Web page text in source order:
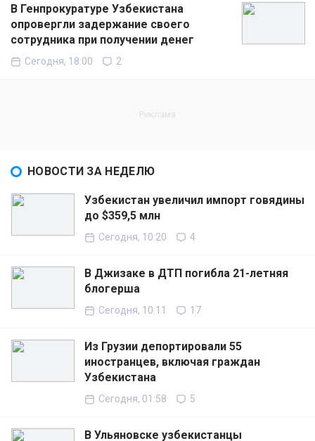
В Генпрокуратуре Узбекистана
опровергли задержание своего
сотрудника при получении денег
Сегодня, 18:00 2
НОВОСТИ ЗА НЕДЕЛЮ
Узбекистан увеличил импорт говядины
до $359,5 млн
Сегодня, 10:20 4
В Джизаке в ДТП погибла 21-летняя
блогерша
Сегодня, 10:11 17
Из Грузии депортировали 55
иностранцев, включая граждан
Узбекистана
Сегодня, 01:58 5
В Ульяновске узбекистанцы